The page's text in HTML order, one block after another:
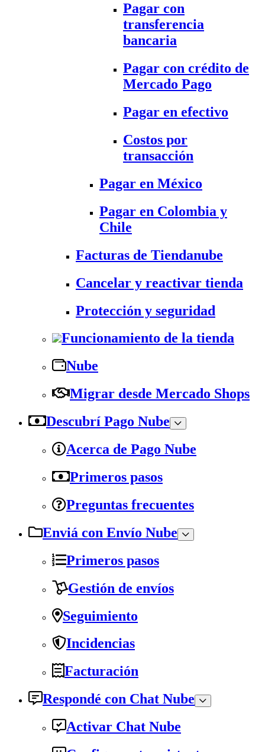
Pagar con
transferencia
bancaria
Pagar con crédito de
Mercado Pago
Pagar en efectivo
Costos por
transacción
Pagar en México
Pagar en Colombia y
Chile
Facturas de Tiendanube
Cancelar y reactivar tienda
Protección y seguridad
Funcionamiento de la tienda
Nube
Migrar desde Mercado Shops
Descubrí Pago Nube
Acerca de Pago Nube
Primeros pasos
Preguntas frecuentes
Enviá con Envío Nube
Primeros pasos
Gestión de envíos
Seguimiento
Incidencias
Facturación
Respondé con Chat Nube
Activar Chat Nube